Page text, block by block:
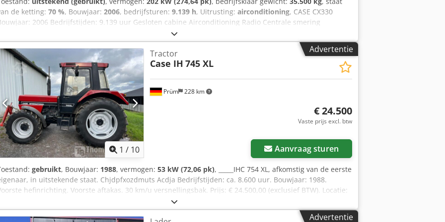
de ketting: 70 %, Bouwjaar: 2006, bedrijfsturen: 9.139 h, Uitrusting: airconditioning, CASE CX330
2006 Bedrijfstijden: 9.139 uur Gesloten cabine Airconditioning Radio Centrale smering
Standaard giek Cjdpfx Acjzp Rm Rodsha Steel: 3,30 m Volledige hydraulische leidingen (voor hamer,
schaar) Snelwisselsysteem OQ80 1x bak – 800 mm breed 1x grijper – functioneert, maar heeft
nodig Onderstel in goede staat, circa 70% over Bodemplaten 600 mm breed Isuzu motor met
202 kW CE-keuring Transportafmetingen: 10,8 x 3 x 3,40 m Bedrijfsgewicht: 35,5 ton.
Advertentie
1 / 10
Prüm 228 km
Tractor
Case IH 745 XL
€ 24.500
Vaste prijs excl. btw
Aanvraag sturen
gebruikt, Bouwjaar: 1988, vermogen: 53 kW (72,06 pk), _____IHC 754 XL, afkomstig van de eerste
in uitstekende staat. Chjdpfxozdmuts Acdja Bedrijfstijden: ca. 8.600 uur. Bouwjaar: 1988.
hefinrichting. Voorste aftakas. 30 km/u versnellingsbak. Prijs: € 24.500,00 (exclusief BTW). Locatie:
Advertentie